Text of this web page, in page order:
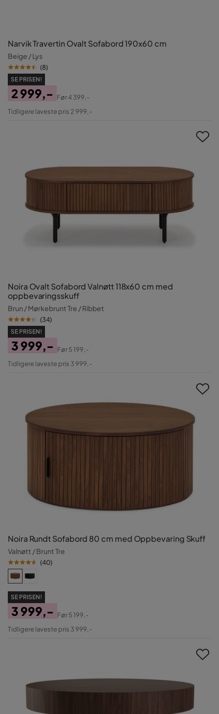
Narvik Travertin Ovalt Sofabord 190x60 cm
Beige / Lys
(8)
SE PRISEN!
Pris
2 999,-
Original
Før4 399,-
Tidligere laveste pris 2 999,-
Noira Ovalt Sofabord Valnøtt 118x60 cm med
oppbevaringsskuff
Brun / Mørkebrunt Tre / Ribbet
(34)
SE PRISEN!
Pris
3 999,-
Original
Før5 199,-
Tidligere laveste pris 3 999,-
Noira Rundt Sofabord 80 cm med Oppbevaring Skuff
Valnøtt / Brunt Tre
(40)
SE PRISEN!
Pris
3 999,-
Original
Før5 199,-
Tidligere laveste pris 3 999,-